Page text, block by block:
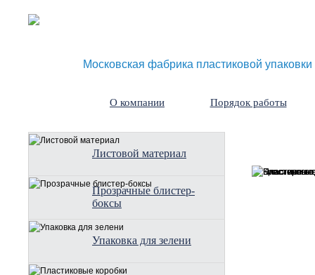
Московская фабрика пластиковой упаковки
О компании Порядок работы
Листовой материал
Прозрачные блистер-
боксы
Упаковка для зелени